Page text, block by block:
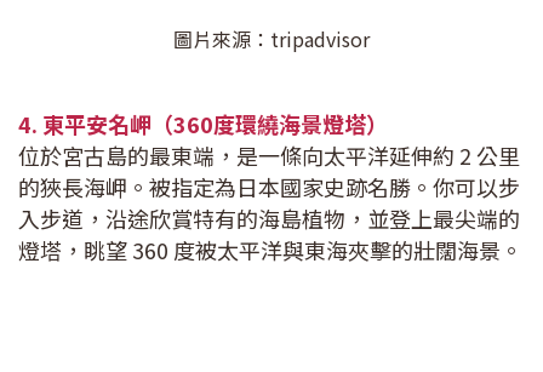
圖片來源：tripadvisor
4. 東平安名岬（360度環繞海景燈塔）
位於宮古島的最東端，是一條向太平洋延伸約 2 公里
的狹長海岬。被指定為日本國家史跡名勝。你可以步
入步道，沿途欣賞特有的海島植物，並登上最尖端的
燈塔，眺望 360 度被太平洋與東海夾擊的壯闊海景。